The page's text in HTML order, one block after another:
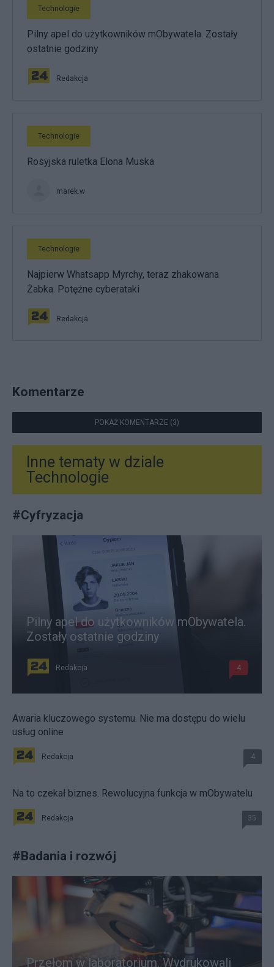
Technologie
Pilny apel do użytkowników mObywatela. Zostały
ostatnie godziny
Redakcja
Technologie
Rosyjska ruletka Elona Muska
marek.w
Technologie
Najpierw Whatsapp Myrchy, teraz zhakowana
Żabka. Potężne cyberataki
Redakcja
Komentarze
POKAŻ KOMENTARZE (3)
Inne tematy w dziale
Technologie
#Cyfryzacja
Pilny apel do użytkowników mObywatela.
Zostały ostatnie godziny
Redakcja 4
Awaria kluczowego systemu. Nie ma dostępu do wielu
usług online
Redakcja 4
Na to czekał biznes. Rewolucyjna funkcja w mObywatelu
Redakcja 35
#Badania i rozwój
Przełom w laboratorium. Wydrukowali